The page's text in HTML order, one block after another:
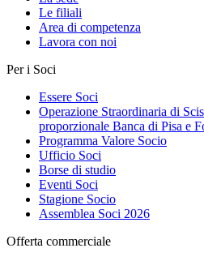
Le filiali
Area di competenza
Lavora con noi
Per i Soci
Essere Soci
Operazione Straordinaria di
proporzionale Banca di Pisa e
Programma Valore Socio
Ufficio Soci
Borse di studio
Eventi Soci
Stagione Socio
Assemblea Soci 2026
Offerta commerciale